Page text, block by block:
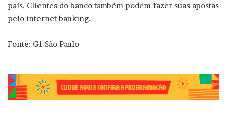
país. Clientes do banco também podem fazer suas apostas
pelo internet banking.
Fonte: G1 São Paulo